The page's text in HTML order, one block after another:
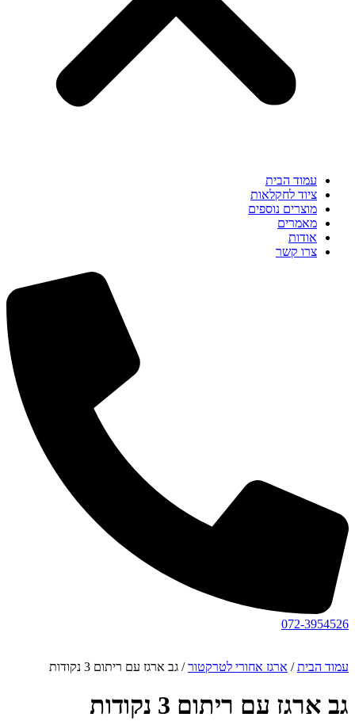
עמוד הבית
ציוד לחקלאות
מוצרים נוספים
מאמרים
אודות
צרו קשר
072-3954526
עמוד הבית/ ארגז אחורי לטרקטור/ גב ארגז עם ריתום 3 נקודות
גב ארגז עם ריתום 3 נקודות